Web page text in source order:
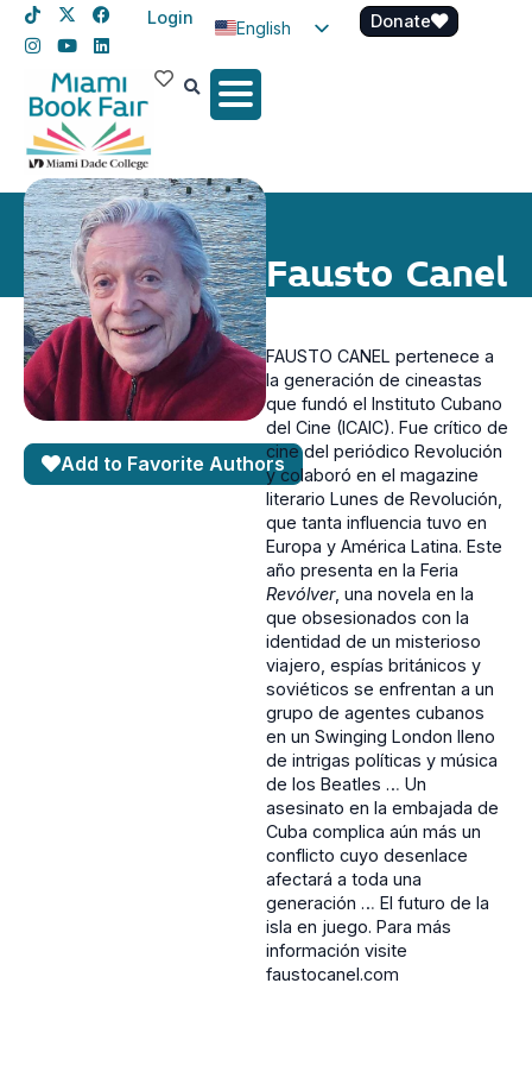
Login
English
Spanish
Donate
Fausto Canel
Add to Favorite Authors
FAUSTO CANEL pertenece a
la generación de cineastas
que fundó el Instituto Cubano
del Cine (ICAIC). Fue crítico de
cine del periódico Revolución
y colaboró en el magazine
literario Lunes de Revolución,
que tanta influencia tuvo en
Europa y América Latina. Este
año presenta en la Feria
Revólver, una novela en la
que obsesionados con la
identidad de un misterioso
viajero, espías británicos y
soviéticos se enfrentan a un
grupo de agentes cubanos
en un Swinging London lleno
de intrigas políticas y música
de los Beatles … Un
asesinato en la embajada de
Cuba complica aún más un
conflicto cuyo desenlace
afectará a toda una
generación … El futuro de la
isla en juego. Para más
información visite
faustocanel.com